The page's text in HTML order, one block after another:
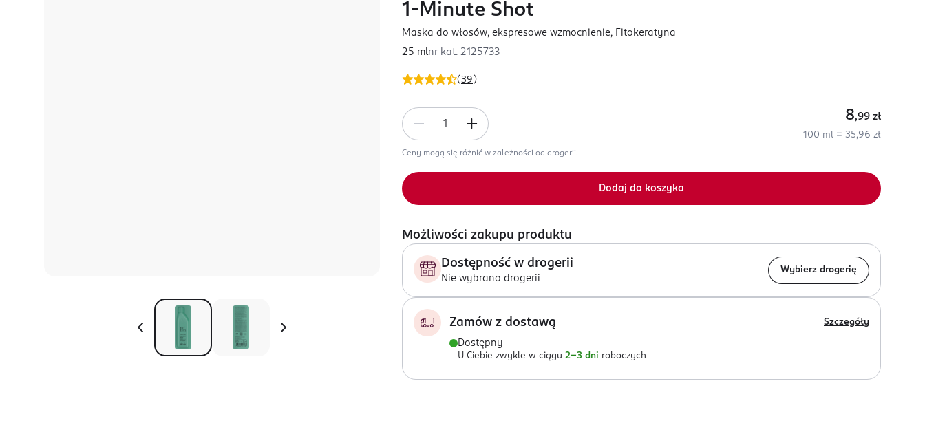
(39 )
1-Minute Shot
Maska do włosów, ekspresowe wzmocnienie, Fitokeratyna
25 mlnr kat. 2125733
8,99 zł
100 ml = 35,96 zł
Ceny mogą się różnić w zależności od drogerii.
Dodaj do koszyka
Możliwości zakupu produktu
Dostępność w drogerii
Nie wybrano drogerii
Wybierz drogerię
Zamów z dostawą Szczegóły
Dostępny
U Ciebie zwykle w ciągu 2-3 dni roboczych